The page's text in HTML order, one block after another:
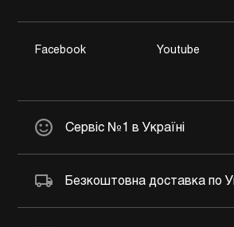
Facebook Youtube
Сервіс №1 в Україні
Безкоштовна доставка по